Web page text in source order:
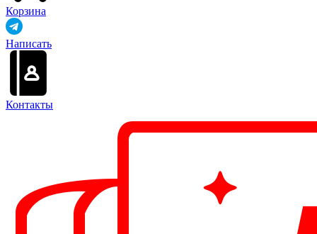
Корзина
Написать
Контакты